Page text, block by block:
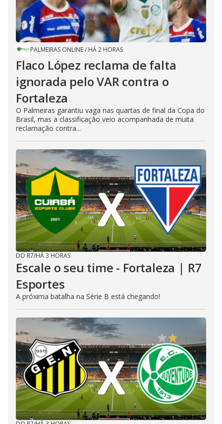
PALMEIRAS ONLINE/ HÁ 2 HORAS
Flaco López reclama de falta
ignorada pelo VAR contra o
Fortaleza
O Palmeiras garantiu vaga nas quartas de final da Copa do
Brasil, mas a classificação veio acompanhada de muita
reclamação contra...
DO R7/HÁ 3 HORAS
Escale o seu time - Fortaleza | R7
Esportes
A próxima batalha na Série B está chegando!